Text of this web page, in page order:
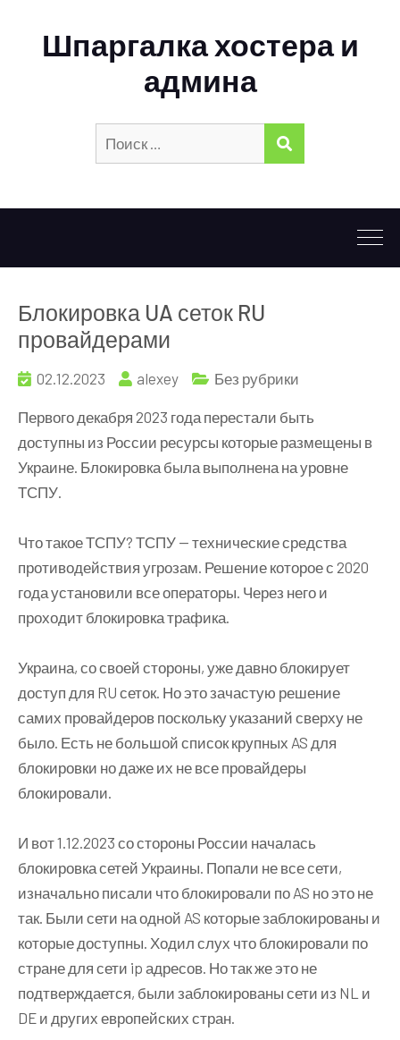
Шпаргалка хостера и
админа
Блокировка UA сеток RU
провайдерами
02.12.2023 alexey Без рубрики
Первого декабря 2023 года перестали быть
доступны из России ресурсы которые размещены в
Украине. Блокировка была выполнена на уровне
ТСПУ.
Что такое ТСПУ? ТСПУ — технические средства
противодействия угрозам. Решение которое с 2020
года установили все операторы. Через него и
проходит блокировка трафика.
Украина, со своей стороны, уже давно блокирует
доступ для RU сеток. Но это зачастую решение
самих провайдеров поскольку указаний сверху не
было. Есть не большой список крупных AS для
блокировки но даже их не все провайдеры
блокировали.
И вот 1.12.2023 со стороны России началась
блокировка сетей Украины. Попали не все сети,
изначально писали что блокировали по AS но это не
так. Были сети на одной AS которые заблокированы и
которые доступны. Ходил слух что блокировали по
стране для сети ip адресов. Но так же это не
подтверждается, были заблокированы сети из NL и
DE и других европейских стран.